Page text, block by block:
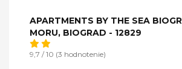
APARTMENTS BY THE SEA
MORU, BIOGRAD - 12829
9,7 / 10 (3 hodnotenie)